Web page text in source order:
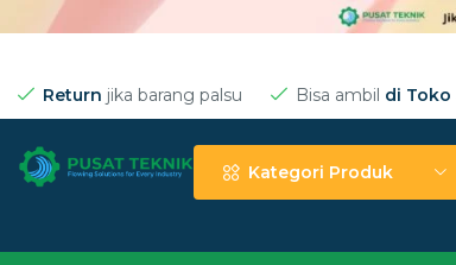
Return jika barang palsu Bisa ambil di Toko
Kategori Produk